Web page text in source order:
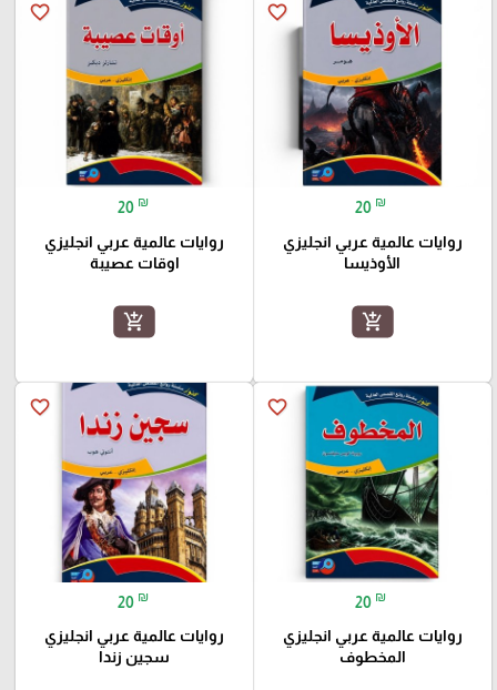
favorite_border
20 ₪
روايات عالمية عربي انجليزي
الأوذيسا
add_shopping_cart
favorite_border
20 ₪
روايات عالمية عربي انجليزي
اوقات عصيبة
add_shopping_cart
favorite_border
20 ₪
روايات عالمية عربي انجليزي
المخطوف
favorite_border
20 ₪
روايات عالمية عربي انجليزي
سجين زندا